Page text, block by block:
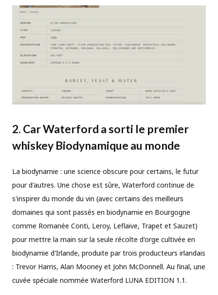
2. Car Waterford a sorti le premier
whiskey Biodynamique au monde
La biodynamie : une science obscure pour certains, le futur
pour d'autres. Une chose est sûre, Waterford continue de
s'inspirer du monde du vin (avec certains des meilleurs
domaines qui sont passés en biodynamie en Bourgogne
comme Romanée Conti, Leroy, Leflaive, Trapet et Sauzet)
pour mettre la main sur la seule récolte d'orge cultivée en
biodynamie d'Irlande, produite par trois producteurs irlandais
: Trevor Harris, Alan Mooney et John McDonnell. Au final, une
cuvée spéciale nommée Waterford LUNA EDITION 1.1.